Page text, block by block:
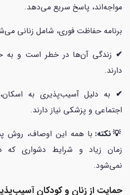
مواجه‌اند، پاسخ سریع می‌دهد.
برنامه حفاظت فوری، شامل زنانی
✔ زندگی آن‌ها در خطر است و به
دارند.
✔ به دلیل آسیب‌پذیری به
اجتماعی و پزشکی نیاز دارند.
💡نکته: با همه این اوصاف، روش
زمان زیاد و شرایط دشواری که
نمی‌شود.
حمایت از زنان و کودکان